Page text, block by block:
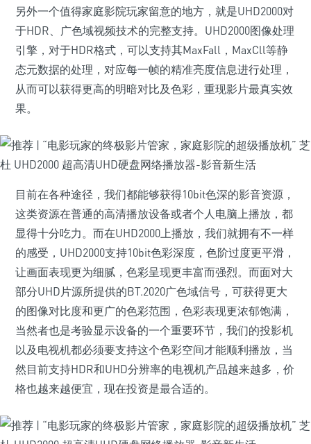
另外一个值得家庭影院玩家留意的地方，就是UHD2000对
于HDR、广色域视频技术的完整支持。UHD2000图像处理
引擎，对于HDR格式，可以支持其MaxFall，MaxCll等静
态元数据的处理，对应每一帧的精准亮度信息进行处理，
从而可以获得更高的明暗对比及色彩，重现影片最真实效
果。
目前在各种途径，我们都能够获得10bit色深的影音资源，
这类资源在普通的高清播放设备或者个人电脑上播放，都
显得十分吃力。而在UHD2000上播放，我们就拥有不一样
的感受，UHD2000支持10bit色彩深度，色阶过度更平滑，
让画面表现更为细腻，色彩呈现更丰富而强烈。而面对大
部分UHD片源所提供的BT.2020广色域信号，可获得更大
的图像对比度和更广的色彩范围，色彩表现更浓郁饱满，
当然者也是考验显示设备的一个重要环节，我们的投影机
以及电视机都必须要支持这个色彩空间才能顺利播放，当
然目前支持HDR和UHD分辨率的电视机产品越来越多，价
格也越来越便宜，现在投资是最合适的。